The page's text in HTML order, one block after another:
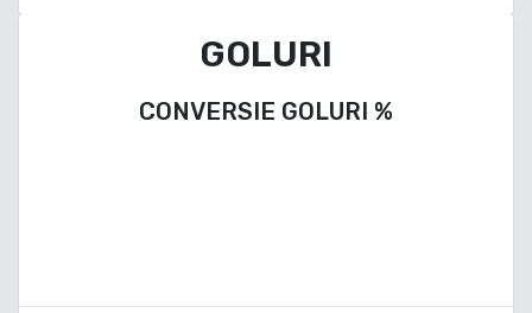
GOLURI
CONVERSIE GOLURI %